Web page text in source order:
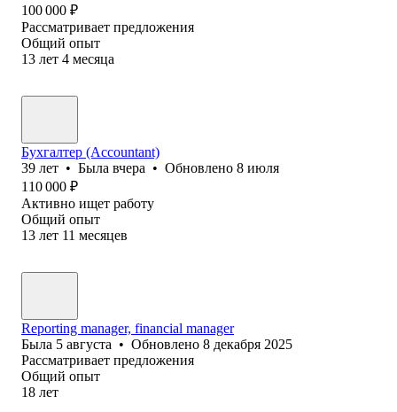
100 000 ₽
Рассматривает предложения
Общий опыт
13 лет 4 месяца
Бухгалтер (Accountant)
39 лет • Была вчера • Обновлено 8 июля
110 000 ₽
Активно ищет работу
Общий опыт
13 лет 11 месяцев
Reporting manager, financial manager
Была 5 августа • Обновлено 8 декабря 2025
Рассматривает предложения
Общий опыт
18 лет